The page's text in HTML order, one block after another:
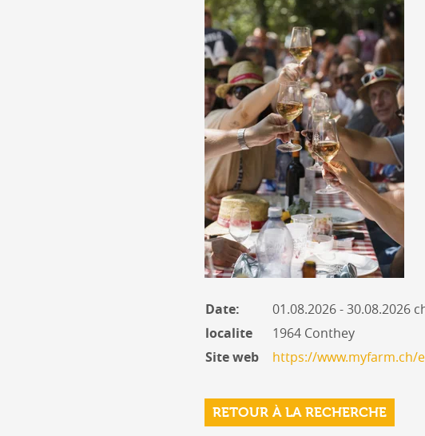
Date:
01.08.2026 - 30.08.2026
localite
1964 Conthey
Site web
https://www.myfarm.ch/
RETOUR À LA RECHERCHE